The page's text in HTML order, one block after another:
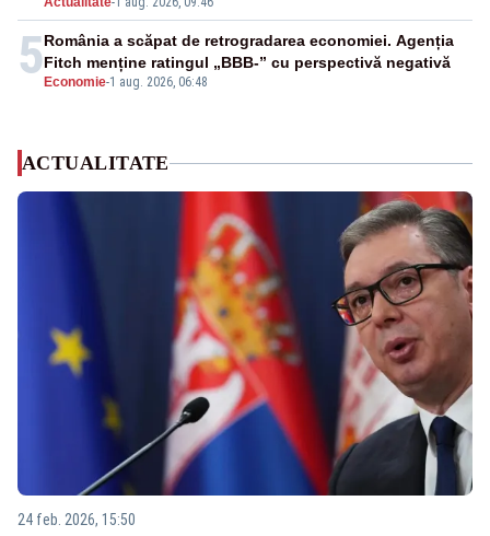
5 Economie-1 aug. 2026, 06:48
România a scăpat de retrogradarea economiei. Agenția
Fitch menține ratingul „BBB-” cu perspectivă negativă
ACTUALITATE
24 feb. 2026, 15:50